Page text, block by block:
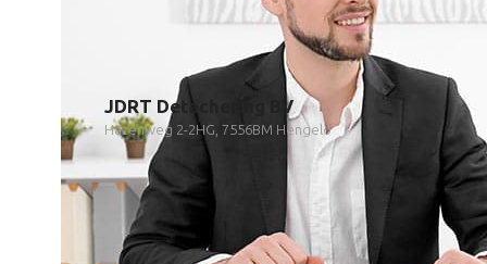
JDRT Detachering BV
Hazenweg 2-2HG, 7556BM Hengelo